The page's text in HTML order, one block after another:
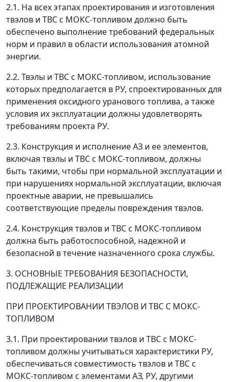
2.1. На всех этапах проектирования и изготовления
твэлов и ТВС с МОКС-топливом должно быть
обеспечено выполнение требований федеральных
норм и правил в области использования атомной
энергии.
2.2. Твэлы и ТВС с МОКС-топливом, использование
которых предполагается в РУ, спроектированных для
применения оксидного уранового топлива, а также
условия их эксплуатации должны удовлетворять
требованиям проекта РУ.
2.3. Конструкция и исполнение AЗ и ее элементов,
включая твэлы и ТВС с МОКС-топливом, должны
быть такими, чтобы при нормальной эксплуатации и
при нарушениях нормальной эксплуатации, включая
проектные аварии, не превышались
соответствующие пределы повреждения твэлов.
2.4. Конструкция твэлов и ТВС с МОКС-топливом
должна быть работоспособной, надежной и
безопасной в течение назначенного срока службы.
3. ОСНОВНЫЕ ТРЕБОВАНИЯ БЕЗОПАСНОСТИ,
ПОДЛЕЖАЩИЕ РЕАЛИЗАЦИИ
ПРИ ПРОЕКТИРОВАНИИ ТВЭЛОВ И ТВС С МОКС-
ТОПЛИВОМ
3.1. При проектировании твэлов и ТВС с МОКС-
топливом должны учитываться характеристики РУ,
обеспечиваться совместимость твэлов и ТВС с
МОКС-топливом с элементами AЗ, РУ, другими